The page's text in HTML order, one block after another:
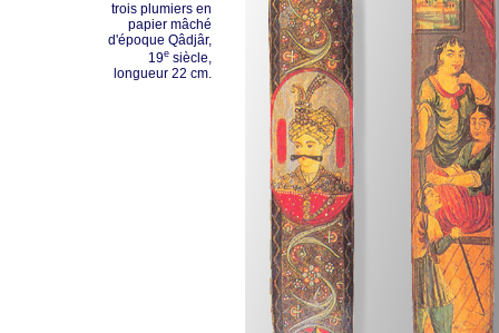
trois plumiers en
papier mâché
d'époque Qâdjâr,
19e siècle,
longueur 22 cm.